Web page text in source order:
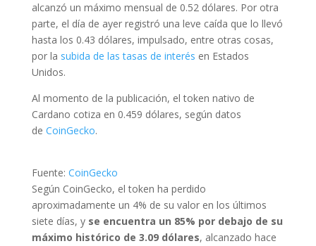
alcanzó un máximo mensual de 0.52 dólares. Por otra
parte, el día de ayer registró una leve caída que lo llevó
hasta los 0.43 dólares, impulsado, entre otras cosas,
por la subida de las tasas de interés en Estados
Unidos.
Al momento de la publicación, el token nativo de
Cardano cotiza en 0.459 dólares, según datos
de CoinGecko.
Fuente: CoinGecko
Según CoinGecko, el token ha perdido
aproximadamente un 4% de su valor en los últimos
siete días, y se encuentra un 85% por debajo de su
máximo histórico de 3.09 dólares, alcanzado hace